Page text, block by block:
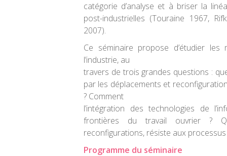
catégorie d’analyse et à briser la
post-industrielles (Touraine 1967,
2007).
Ce séminaire propose d’étudier
l’industrie, au
travers de trois grandes questions :
par les déplacements et
? Comment
l’intégration des technologies de
frontières du travail ouvrier ?
reconfigurations, résiste aux processus
Programme du séminaire